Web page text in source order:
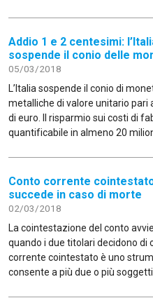
Addio 1 e 2 centesimi:
sospende il conio delle
05/03/2018
L’Italia sospende il conio di
metalliche di valore unitario pari
di euro. Il risparmio sui costi di
quantificabile in almeno 20
Conto corrente
succede in caso di morte
02/03/2018
La cointestazione del conto
quando i due titolari decidono di
corrente cointestato è uno
consente a più due o più